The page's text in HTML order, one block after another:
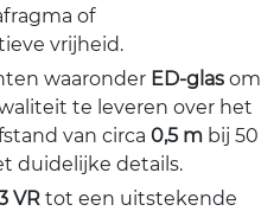
of
vrijheid.
waaronder ED-glas om
te leveren over het
van circa 0,5 m bij 50
duidelijke details.
VR tot een uitstekende